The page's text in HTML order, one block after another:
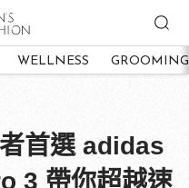
WELLNESS GROOMING
首選 adidas
3 帶你超越速